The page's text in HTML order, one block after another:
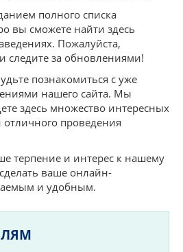
полного списка
вы сможете найти здесь
Пожалуйста,
следите за обновлениями!
познакомиться с уже
нашего сайта. Мы
здесь множество интересных
проведения
терпение и интерес к нашему
ваше онлайн-
и удобным.